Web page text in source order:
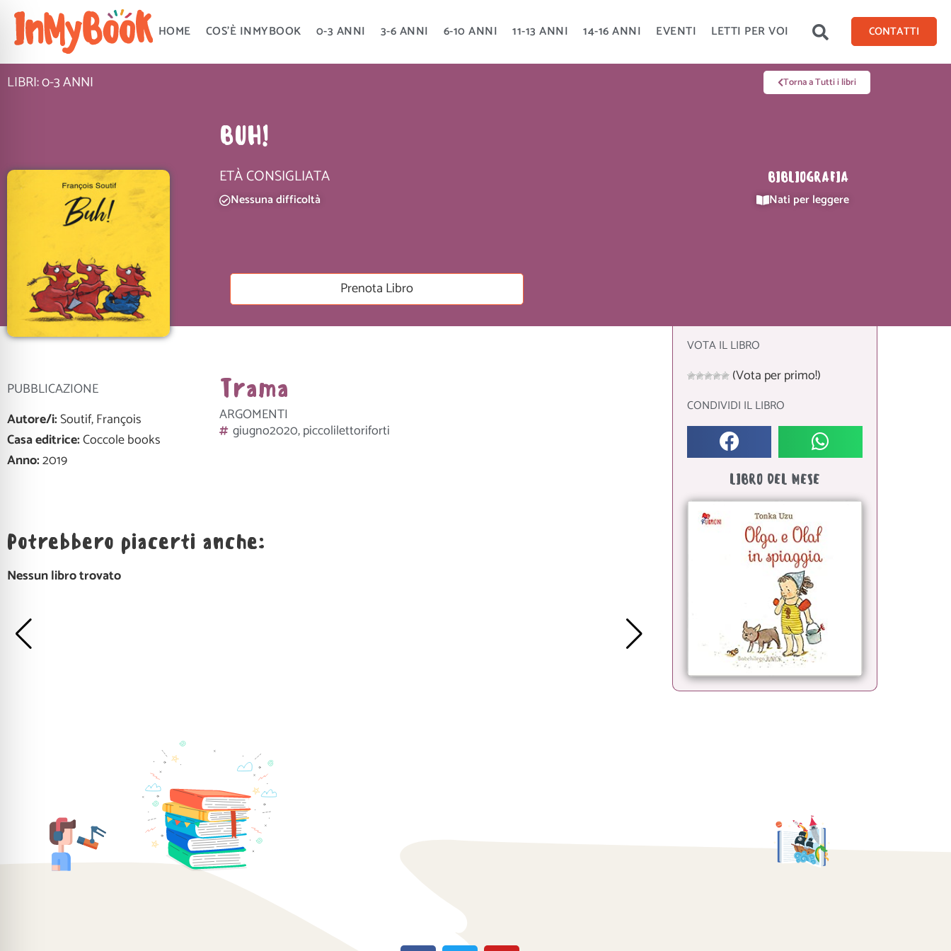
Vai
contenuto
HOME COS’È INMYBOOK 0-3 ANNI 3-6 ANNI 6-10 ANNI 11-13 ANNI 14-16 ANNI EVENTI LETTI PER VOI CONTATTI
LIBRI: 0-3 ANNI Torna a Tutti i libri
BUH!
ETÀ CONSIGLIATA
Nessuna difficoltà
BIBLIOGRAFIA
Nati per leggere
Prenota Libro
PUBBLICAZIONE
Autore/i:Soutif, François
Casa editrice:Coccole books
Anno:2019
Trama
ARGOMENTI
giugno2020,piccolilettoriforti
Potrebbero piacerti anche:
Nessun libro trovato
VOTA IL LIBRO
(Vota per primo!)
CONDIVIDI IL LIBRO
LIBRO DEL MESE